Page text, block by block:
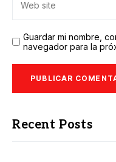
Guardar mi nombre,
navegador para la
Recent Posts